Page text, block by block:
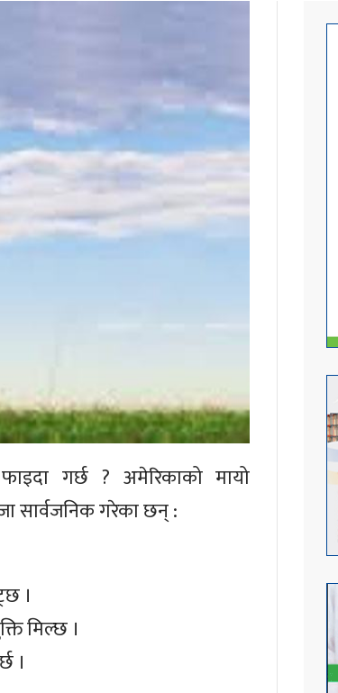
गर्छ ? अमेरिकाको मायो
सार्वजनिक गरेका छन् :
।
मिल्छ ।
।